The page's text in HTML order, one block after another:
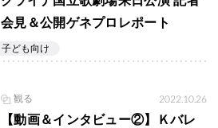
会見＆公開ゲネプロレポート
子ども向け
観る 2022.10.26
【動画＆インタビュー②】Ｋバレ